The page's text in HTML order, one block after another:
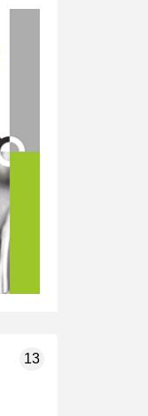
13